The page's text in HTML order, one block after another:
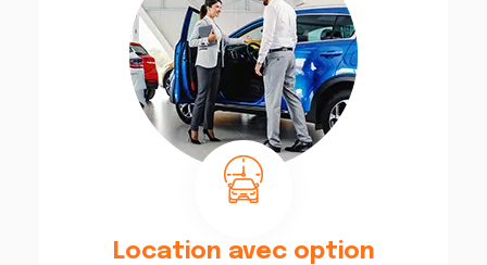
Location avec option